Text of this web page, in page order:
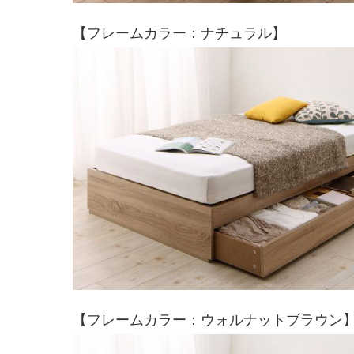
【フレームカラー：ナチュラル】
【フレームカラー：ウォルナットブラウン